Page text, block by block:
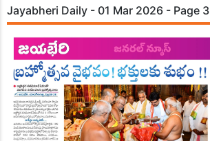
Jayabheri Daily - 01 Mar 2026 - Page 3